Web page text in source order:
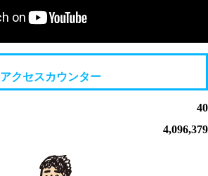
アクセスカウンター
40
4,096,379